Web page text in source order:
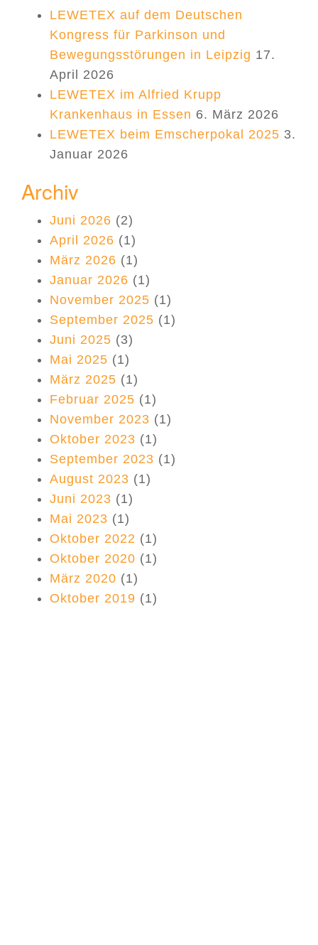
LEWETEX auf dem Deutschen
Kongress für Parkinson und
Bewegungsstörungen in Leipzig 17.
April 2026
LEWETEX im Alfried Krupp
Krankenhaus in Essen 6. März 2026
LEWETEX beim Emscherpokal 2025 3.
Januar 2026
Archiv
Juni 2026 (2)
April 2026 (1)
März 2026 (1)
Januar 2026 (1)
November 2025 (1)
September 2025 (1)
Juni 2025 (3)
Mai 2025 (1)
März 2025 (1)
Februar 2025 (1)
November 2023 (1)
Oktober 2023 (1)
September 2023 (1)
August 2023 (1)
Juni 2023 (1)
Mai 2023 (1)
Oktober 2022 (1)
Oktober 2020 (1)
März 2020 (1)
Oktober 2019 (1)